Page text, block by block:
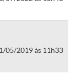
05/2019 às 11h33